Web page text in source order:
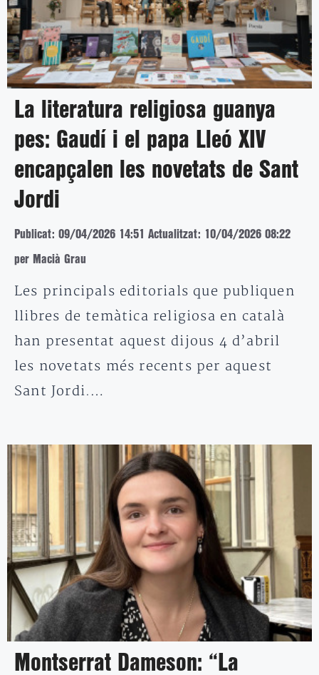
La literatura religiosa guanya
pes: Gaudí i el papa Lleó XIV
encapçalen les novetats de Sant
Jordi
Publicat: 09/04/2026 14:51 Actualitzat: 10/04/2026 08:22
per Macià Grau
Les principals editorials que publiquen
llibres de temàtica religiosa en català
han presentat aquest dijous 4 d’abril
les novetats més recents per aquest
Sant Jordi.…
Montserrat Dameson: “La